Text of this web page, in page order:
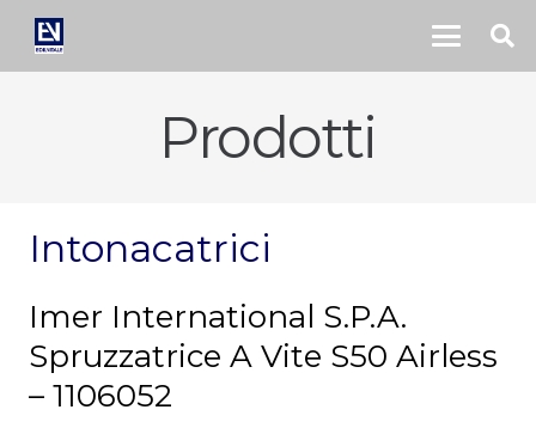
Prodotti
Intonacatrici
Imer International S.P.A.
Spruzzatrice A Vite S50 Airless
– 1106052